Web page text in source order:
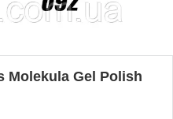
Molekula Gel Polish